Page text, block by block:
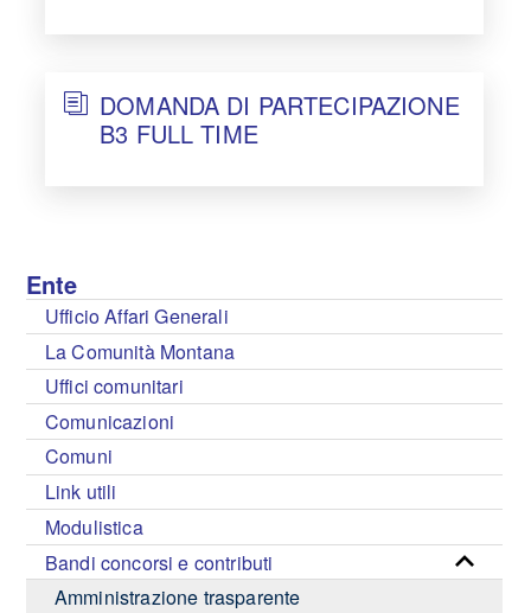
DOMANDA DI PARTECIPAZIONE
B3 FULL TIME
Ente
Ufficio Affari Generali
La Comunità Montana
Uffici comunitari
Comunicazioni
Comuni
Link utili
Modulistica
Bandi concorsi e contributi
Amministrazione trasparente